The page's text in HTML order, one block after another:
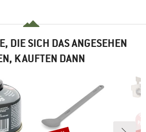
DIE SICH DAS ANGESEHEN
KAUFTEN DANN